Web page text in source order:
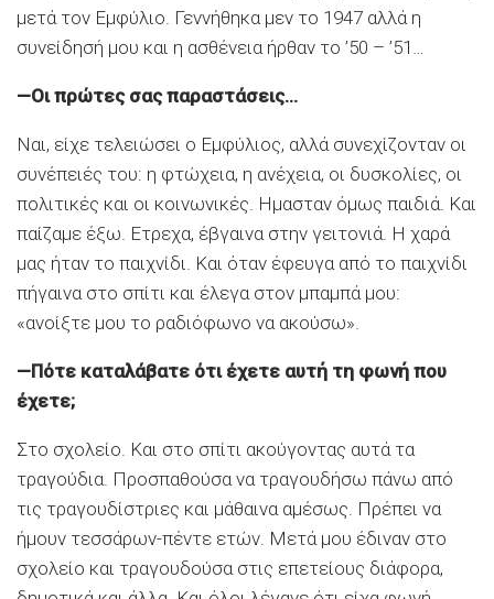
μετά τον Εμφύλιο. Γεννήθηκα μεν το 1947 αλλά η
συνείδησή μου και η ασθένεια ήρθαν το ’50 – ’51…
—Οι πρώτες σας παραστάσεις…
Ναι, είχε τελειώσει ο Εμφύλιος, αλλά συνεχίζονταν οι
συνέπειές του: η φτώχεια, η ανέχεια, οι δυσκολίες, οι
πολιτικές και οι κοινωνικές. Ημασταν όμως παιδιά. Και
παίζαμε έξω. Ετρεχα, έβγαινα στην γειτονιά. Η χαρά
μας ήταν το παιχνίδι. Και όταν έφευγα από το παιχνίδι
πήγαινα στο σπίτι και έλεγα στον μπαμπά μου:
«ανοίξτε μου το ραδιόφωνο να ακούσω».
—Πότε καταλάβατε ότι έχετε αυτή τη φωνή που
έχετε;
Στο σχολείο. Και στο σπίτι ακούγοντας αυτά τα
τραγούδια. Προσπαθούσα να τραγουδήσω πάνω από
τις τραγουδίστριες και μάθαινα αμέσως. Πρέπει να
ήμουν τεσσάρων-πέντε ετών. Μετά μου έδιναν στο
σχολείο και τραγουδούσα στις επετείους διάφορα,